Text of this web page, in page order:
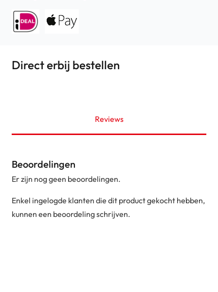
Direct erbij bestellen
Reviews
Beoordelingen
Er zijn nog geen beoordelingen.
Enkel ingelogde klanten die dit product gekocht hebben,
kunnen een beoordeling schrijven.